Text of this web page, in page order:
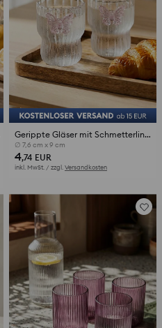
Gerippte Gläser mit Schmetterlingsapplikation, 2er-Set
∅ 7,6 cm x 9 cm
4,74 EUR
inkl. MwSt. / zzgl. Versandkosten